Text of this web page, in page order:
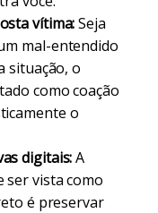
vítima:Seja
mal-entendido
situação, o
como coação
o
digitais:A
ser vista como
é preservar